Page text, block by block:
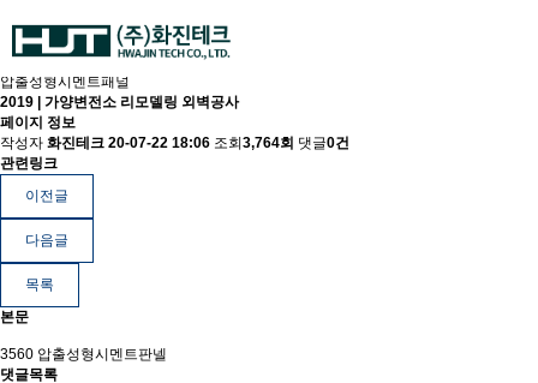
압출성형시멘트패널
2019 | 가양변전소 리모델링 외벽공사
페이지 정보
작성자 화진테크 20-07-22 18:06 조회 3,764회 댓글0건
관련링크
이전글
다음글
목록
본문
3560 압출성형시멘트판넬
댓글목록